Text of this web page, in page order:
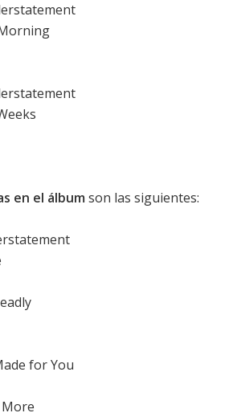
en el álbum son las siguientes:
for You